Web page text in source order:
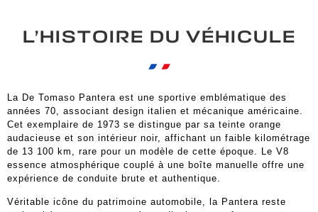
L’HISTOIRE DU VÉHICULE
La De Tomaso Pantera est une sportive emblématique des
années 70, associant design italien et mécanique américaine.
Cet exemplaire de 1973 se distingue par sa teinte orange
audacieuse et son intérieur noir, affichant un faible kilométrage
de 13 100 km, rare pour un modèle de cette époque. Le V8
essence atmosphérique couplé à une boîte manuelle offre une
expérience de conduite brute et authentique.
Véritable icône du patrimoine automobile, la Pantera reste